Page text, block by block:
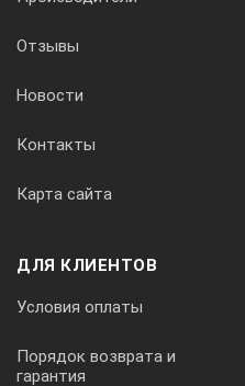
Отзывы
Новости
Контакты
Карта сайта
ДЛЯ КЛИЕНТОВ
Условия оплаты
Порядок возврата и
гарантия